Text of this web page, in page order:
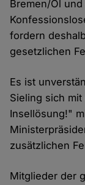
Bremen/Ol
fordern
gesetzlichen
Es ist
Sieling sich
Insellösung!"
zusätzlichen
Mitglieder der